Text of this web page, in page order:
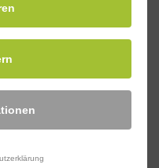
GFK-Profile